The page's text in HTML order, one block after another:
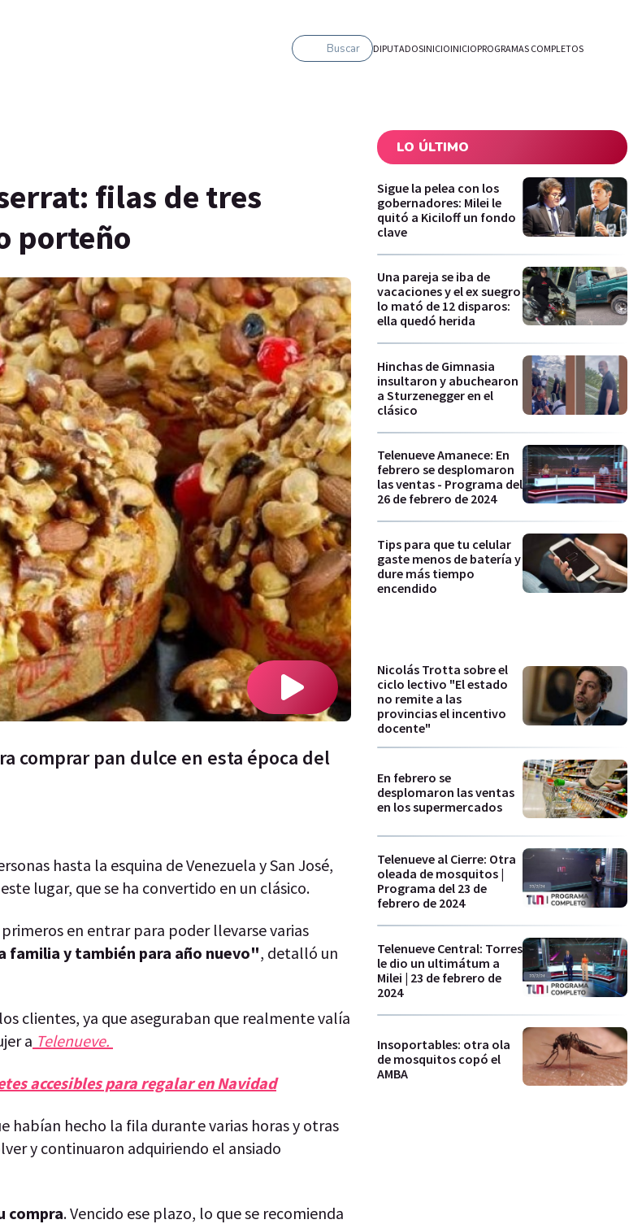
Buscar DIPUTADOSINICIOINICIOPROGRAMAS COMPLETOS
filas de tres
porteño
comprar pan dulce en esta época del
hasta la esquina de Venezuela y San José,
lugar, que se ha convertido en un clásico.
en entrar para poder llevarse varias
familia y también para año nuevo", detalló un
clientes, ya que aseguraban que realmente valía
a Telenueve.
accesibles para regalar en Navidad
habían hecho la fila durante varias horas y otras
y continuaron adquiriendo el ansiado
compra. Vencido ese plazo, lo que se recomienda
LO ÚLTIMO
Sigue la pelea con los
gobernadores: Milei le
quitó a Kiciloff un fondo
clave
Una pareja se iba de
vacaciones y el ex suegro
lo mató de 12 disparos:
ella quedó herida
Hinchas de Gimnasia
insultaron y abuchearon
a Sturzenegger en el
clásico
Telenueve Amanece: En
febrero se desplomaron
las ventas - Programa del
26 de febrero de 2024
Tips para que tu celular
gaste menos de batería y
dure más tiempo
encendido
Nicolás Trotta sobre el
ciclo lectivo "El estado
no remite a las
provincias el incentivo
docente"
En febrero se
desplomaron las ventas
en los supermercados
Telenueve al Cierre: Otra
oleada de mosquitos |
Programa del 23 de
febrero de 2024
Telenueve Central: Torres
le dio un ultimátum a
Milei | 23 de febrero de
2024
Insoportables: otra ola
de mosquitos copó el
AMBA